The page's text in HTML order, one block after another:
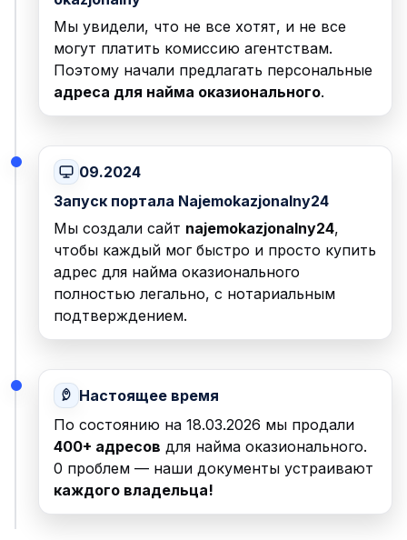
Мы увидели, что не все хотят, и не все
могут платить комиссию агентствам.
Поэтому начали предлагать персональные
адреса для найма оказионального.
09.2024
Запуск портала Najemokazjonalny24
Мы создали сайт najemokazjonalny24,
чтобы каждый мог быстро и просто купить
адрес для найма оказионального
полностью легально, с нотариальным
подтверждением.
Настоящее время
По состоянию на 18.03.2026 мы продали
400+ адресов для найма оказионального.
0 проблем — наши документы устраивают
каждого владельца!